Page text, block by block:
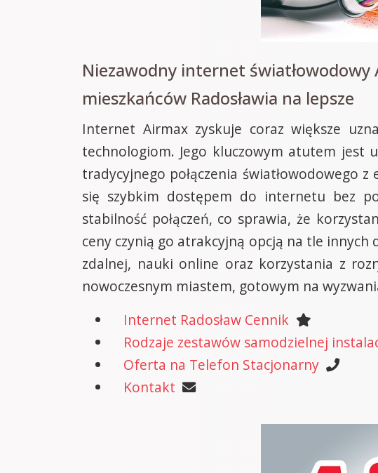
Niezawodny internet
mieszkańców Radosławia na lepsze
Internet Airmax zyskuje coraz większe
technologiom. Jego kluczowym atutem jest
tradycyjnego połączenia światłowodowego
się szybkim dostępem do internetu bez
stabilność połączeń, co sprawia, że
ceny czynią go atrakcyjną opcją na tle
zdalnej, nauki online oraz korzystania z
nowoczesnym miastem, gotowym na
Internet Radosław Cennik
Rodzaje zestawów samodzielnej
Oferta na Telefon Stacjonarny
Kontakt